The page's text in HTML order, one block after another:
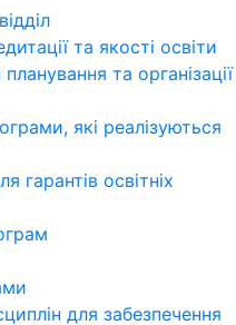
та якості освіти
та організації
які реалізуються
гарантів освітніх
для забезпечення